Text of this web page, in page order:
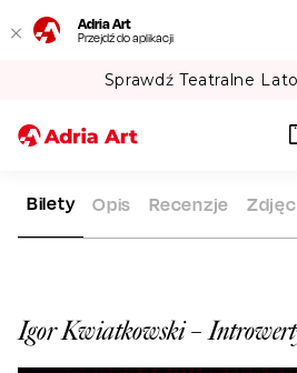
Adria Art
Przejdź do aplikacji
Sprawdź Teatralne
ADRIA ART REPERTUAR IGOR
Igor Kwiatkowski –
Bilety Opis Recenzje